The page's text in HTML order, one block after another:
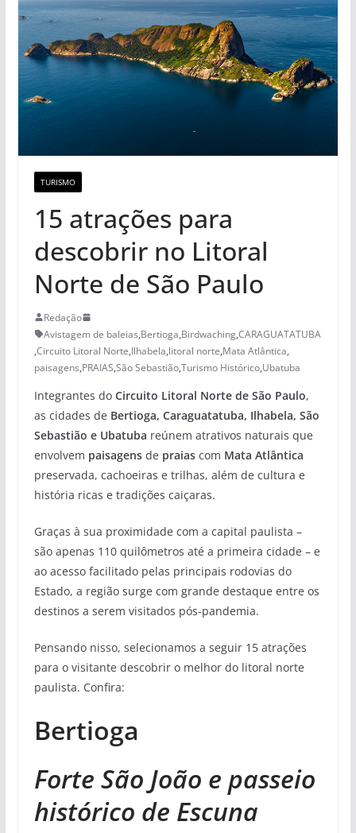
TURISMO
15 atrações para
descobrir no Litoral
Norte de São Paulo
Redação
Avistagem de baleias,Bertioga,Birdwaching,CARAGUATATUBA
,Circuito Litoral Norte,Ilhabela,litoral norte,Mata Atlântica,
paisagens,PRAIAS,São Sebastião,Turismo Histórico,Ubatuba
Integrantes do Circuito Litoral Norte de São Paulo,
as cidades de Bertioga, Caraguatatuba, Ilhabela, São
Sebastião e Ubatuba reúnem atrativos naturais que
envolvem paisagensde praiascom Mata Atlântica
preservada, cachoeiras e trilhas, além de cultura e
história ricas e tradições caiçaras.
Graças à sua proximidade com a capital paulista –
são apenas 110 quilômetros até a primeira cidade – e
ao acesso facilitado pelas principais rodovias do
Estado, a região surge com grande destaque entre os
destinos a serem visitados pós-pandemia.
Pensando nisso, selecionamos a seguir 15 atrações
para o visitante descobrir o melhor do litoral norte
paulista. Confira:
Bertioga
Forte São João e passeio
histórico de Escuna